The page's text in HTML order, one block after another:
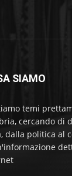
SIAMO
temi
cercando di
dalla politica al